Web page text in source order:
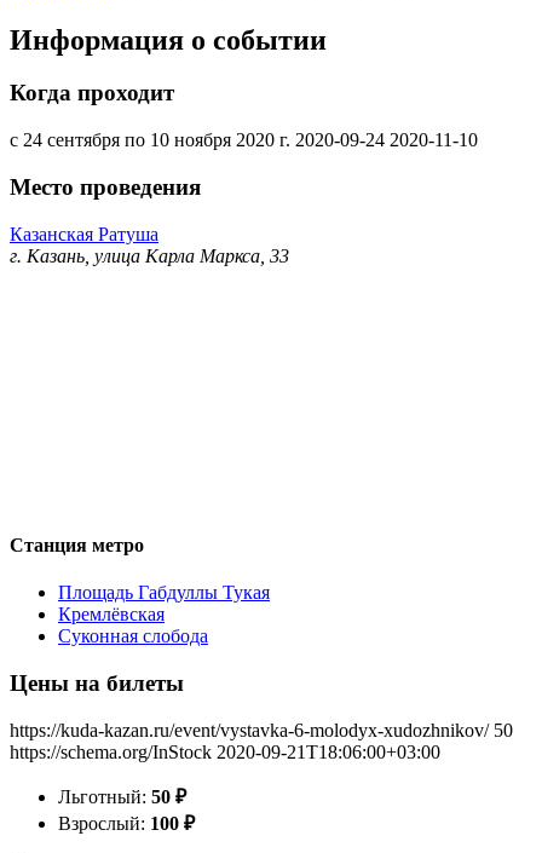
Информация о событии
Когда проходит
с 24 сентября по 10 ноября 2020 г. 2020-09-24 2020-11-10
Место проведения
Казанская Ратуша
г. Казань, улица Карла Маркса, 33
Станция метро
Площадь Габдуллы Тукая
Кремлёвская
Суконная слобода
Цены на билеты
https://kuda-kazan.ru/event/vystavka-6-molodyx-xudozhnikov/ 50
https://schema.org/InStock 2020-09-21T18:06:00+03:00
Льготный: 50 ₽
Взрослый: 100 ₽